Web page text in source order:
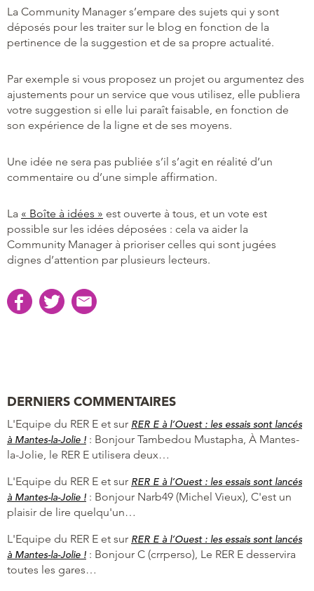
La Community Manager s’empare des sujets qui y sont
déposés pour les traiter sur le blog en fonction de la
pertinence de la suggestion et de sa propre actualité.
Par exemple si vous proposez un projet ou argumentez des
ajustements pour un service que vous utilisez, elle publiera
votre suggestion si elle lui paraît faisable, en fonction de
son expérience de la ligne et de ses moyens.
Une idée ne sera pas publiée s’il s’agit en réalité d’un
commentaire ou d’une simple affirmation.
La « Boîte à idées » est ouverte à tous, et un vote est
possible sur les idées déposées : cela va aider la
Community Manager à prioriser celles qui sont jugées
dignes d’attention par plusieurs lecteurs.
DERNIERS COMMENTAIRES
L'Equipe du RER E et sur RER E à l’Ouest : les essais sont lancés
à Mantes-la-Jolie ! : Bonjour Tambedou Mustapha, À Mantes-
la-Jolie, le RER E utilisera deux…
L'Equipe du RER E et sur RER E à l’Ouest : les essais sont lancés
à Mantes-la-Jolie ! : Bonjour Narb49 (Michel Vieux), C'est un
plaisir de lire quelqu'un…
L'Equipe du RER E et sur RER E à l’Ouest : les essais sont lancés
à Mantes-la-Jolie ! : Bonjour C (crrperso), Le RER E desservira
toutes les gares…